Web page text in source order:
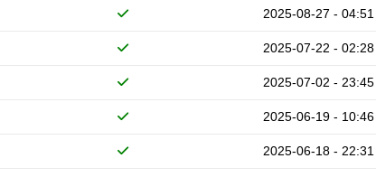
2025-08-27 - 04:51
2025-07-22 - 02:28
2025-07-02 - 23:45
2025-06-19 - 10:46
2025-06-18 - 22:31